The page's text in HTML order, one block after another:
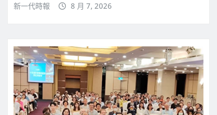
新一代時報 8 月 7, 2026